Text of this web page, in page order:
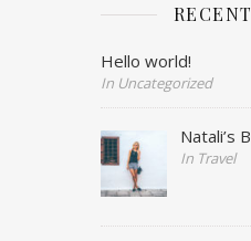
Hello world!
In Uncategorized
Natali’s
In Travel